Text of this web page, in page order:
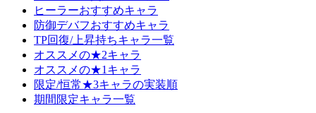
ヒーラーおすすめキャラ
防御デバフおすすめキャラ
TP回復/上昇持ちキャラ一覧
オススメの★2キャラ
オススメの★1キャラ
限定/恒常★3キャラの実装順
期間限定キャラ一覧